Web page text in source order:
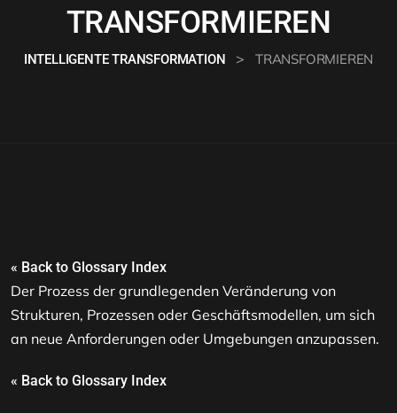
TRANSFORMIEREN
INTELLIGENTE TRANSFORMATION > TRANSFORMIEREN
« Back to Glossary Index
Der Prozess der grundlegenden Veränderung von
Strukturen, Prozessen oder Geschäftsmodellen, um sich
an neue Anforderungen oder Umgebungen anzupassen.
« Back to Glossary Index